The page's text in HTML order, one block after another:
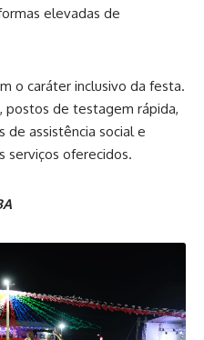
elevadas de
o caráter inclusivo da festa.
postos de testagem rápida,
de assistência social e
serviços oferecidos.